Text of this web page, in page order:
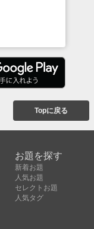
Topに戻る
お題を探す
新着お題
人気お題
セレクトお題
人気タグ